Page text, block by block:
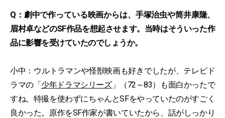
Q：劇中で作っている映画からは、手塚治虫や筒井康隆、
眉村卓などのSF作品を想起させます。当時はそういった作
品に影響を受けていたのでしょうか。
小中：ウルトラマンや怪獣映画も好きでしたが、テレビド
ラマの「少年ドラマシリーズ」（72～83）も面白かったで
すね。特撮を使わずにちゃんとSFをやっていたのがすごく
良かった。原作をSF作家が書いていたから、話がしっかり